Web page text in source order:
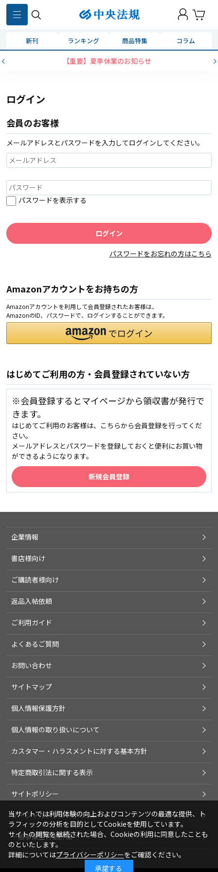
新刊 ランキング 商品特集 コラム
【重要】夏季休業のお知らせ
ログイン
会員のお客様
メールアドレスとパスワードを入力してログインしてください。
パスワードを表示する
パスワードをお忘れの方はこちら
Amazonアカウントをお持ちの方
Amazonアカウントを利用して会員登録されたお客様は、
AmazonのID、パスワードで、ログインすることができます。
はじめてご利用の方・会員登録されていない方
※会員登録するとマイページから領収書が発行で
きます。
はじめてご利用のお客様は、こちらから会員登録を行ってくだ
さい。
メールアドレスとパスワードを登録しておくと便利にお買い物
ができるようになります。
企業情報
書店様向け
ご購読者様向け
返品入帖依頼
ご利用ガイド
よくあるご質問
お問い合わせ
サイトマップ
個人情報保護方針
個人情報の取り扱いについて
カスタマー・ハラスメントに対する基本方針
特定商取引法に関する表示
サイトポリシー
ソーシャルメディアポリシー
一般事業主行動計画
当サイトでは利用体験の向上およびコンテンツの最適な提供、ト
ラフィックの分析を目的としてCookieを使用しています。
サイトの閲覧を継続された場合、Cookieの利用に同意したことも
のといたします。
詳細についてはプライバシーポリシーをご確認ください。
承諾する